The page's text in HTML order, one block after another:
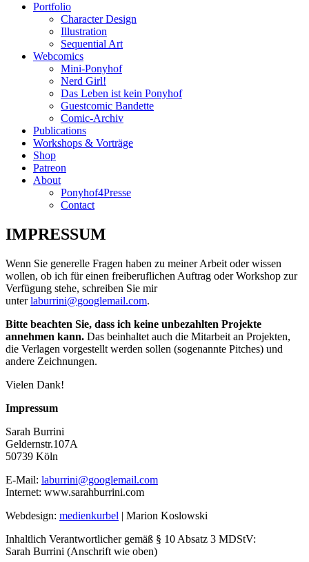
Portfolio
Character Design
Illustration
Sequential Art
Webcomics
Mini-Ponyhof
Nerd Girl!
Das Leben ist kein Ponyhof
Guestcomic Bandette
Comic-Archiv
Publications
Workshops & Vorträge
Shop
Patreon
About
Ponyhof4Presse
Contact
IMPRESSUM
Wenn Sie generelle Fragen haben zu meiner Arbeit oder wissen
wollen, ob ich für einen freiberuflichen Auftrag oder Workshop zur
Verfügung stehe, schreiben Sie mir
unterlaburrini@googlemail.com.
Bitte beachten Sie, dass ich keine unbezahlten Projekte
annehmen kann. Das beinhaltet auch die Mitarbeit an Projekten,
die Verlagen vorgestellt werden sollen (sogenannte Pitches) und
andere Zeichnungen.
Vielen Dank!
Impressum
Sarah Burrini
Geldernstr.107A
50739 Köln
E-Mail: laburrini@googlemail.com
Internet: www.sarahburrini.com
Webdesign: medienkurbel | Marion Koslowski
Inhaltlich Verantwortlicher gemäß § 10 Absatz 3 MDStV:
Sarah Burrini (Anschrift wie oben)